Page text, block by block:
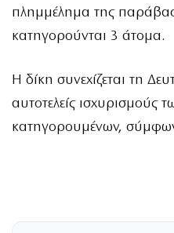
πλημμέλημα της
κατηγορούνται 3 άτομα.
Η δίκη συνεχίζεται τη
αυτοτελείς ισχυρισμούς
κατηγορουμένων,